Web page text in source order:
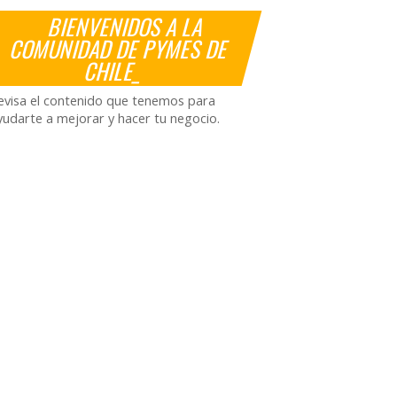
BIENVENIDOS A LA
COMUNIDAD DE PYMES DE
CHILE_
el contenido que tenemos para
a mejorar y hacer tu negocio.